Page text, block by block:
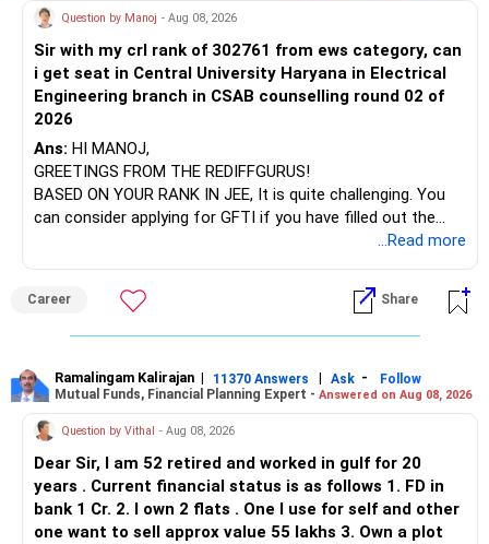
AIML course to boost your job employability.
BEST WISHES.
Question by Manoj - Aug 08, 2026
Sir with my crl rank of 302761 from ews category, can
i get seat in Central University Haryana in Electrical
Engineering branch in CSAB counselling round 02 of
2026
Ans: HI MANOJ,
GREETINGS FROM THE REDIFFGURUS!
BASED ON YOUR RANK IN JEE, It is quite challenging. You
can consider applying for GFTI if you have filled out the
ALL THE BEST.
...Read more
Career Share
Ramalingam Kalirajan | 11370 Answers | Ask -
Follow
Mutual Funds, Financial Planning Expert - Answered on Aug 08, 2026
Question by Vithal - Aug 08, 2026
Dear Sir, I am 52 retired and worked in gulf for 20
years . Current financial status is as follows 1. FD in
bank 1 Cr. 2. I own 2 flats . One I use for self and other
one want to sell approx value 55 lakhs 3. Own a plot